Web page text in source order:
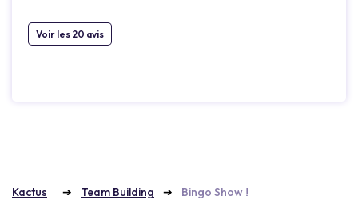
Voir les 20 avis
Kactus Team Building Bingo Show !